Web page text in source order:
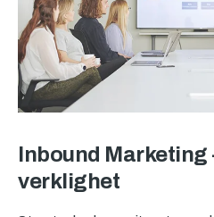
Inbound Marketing
verklighet